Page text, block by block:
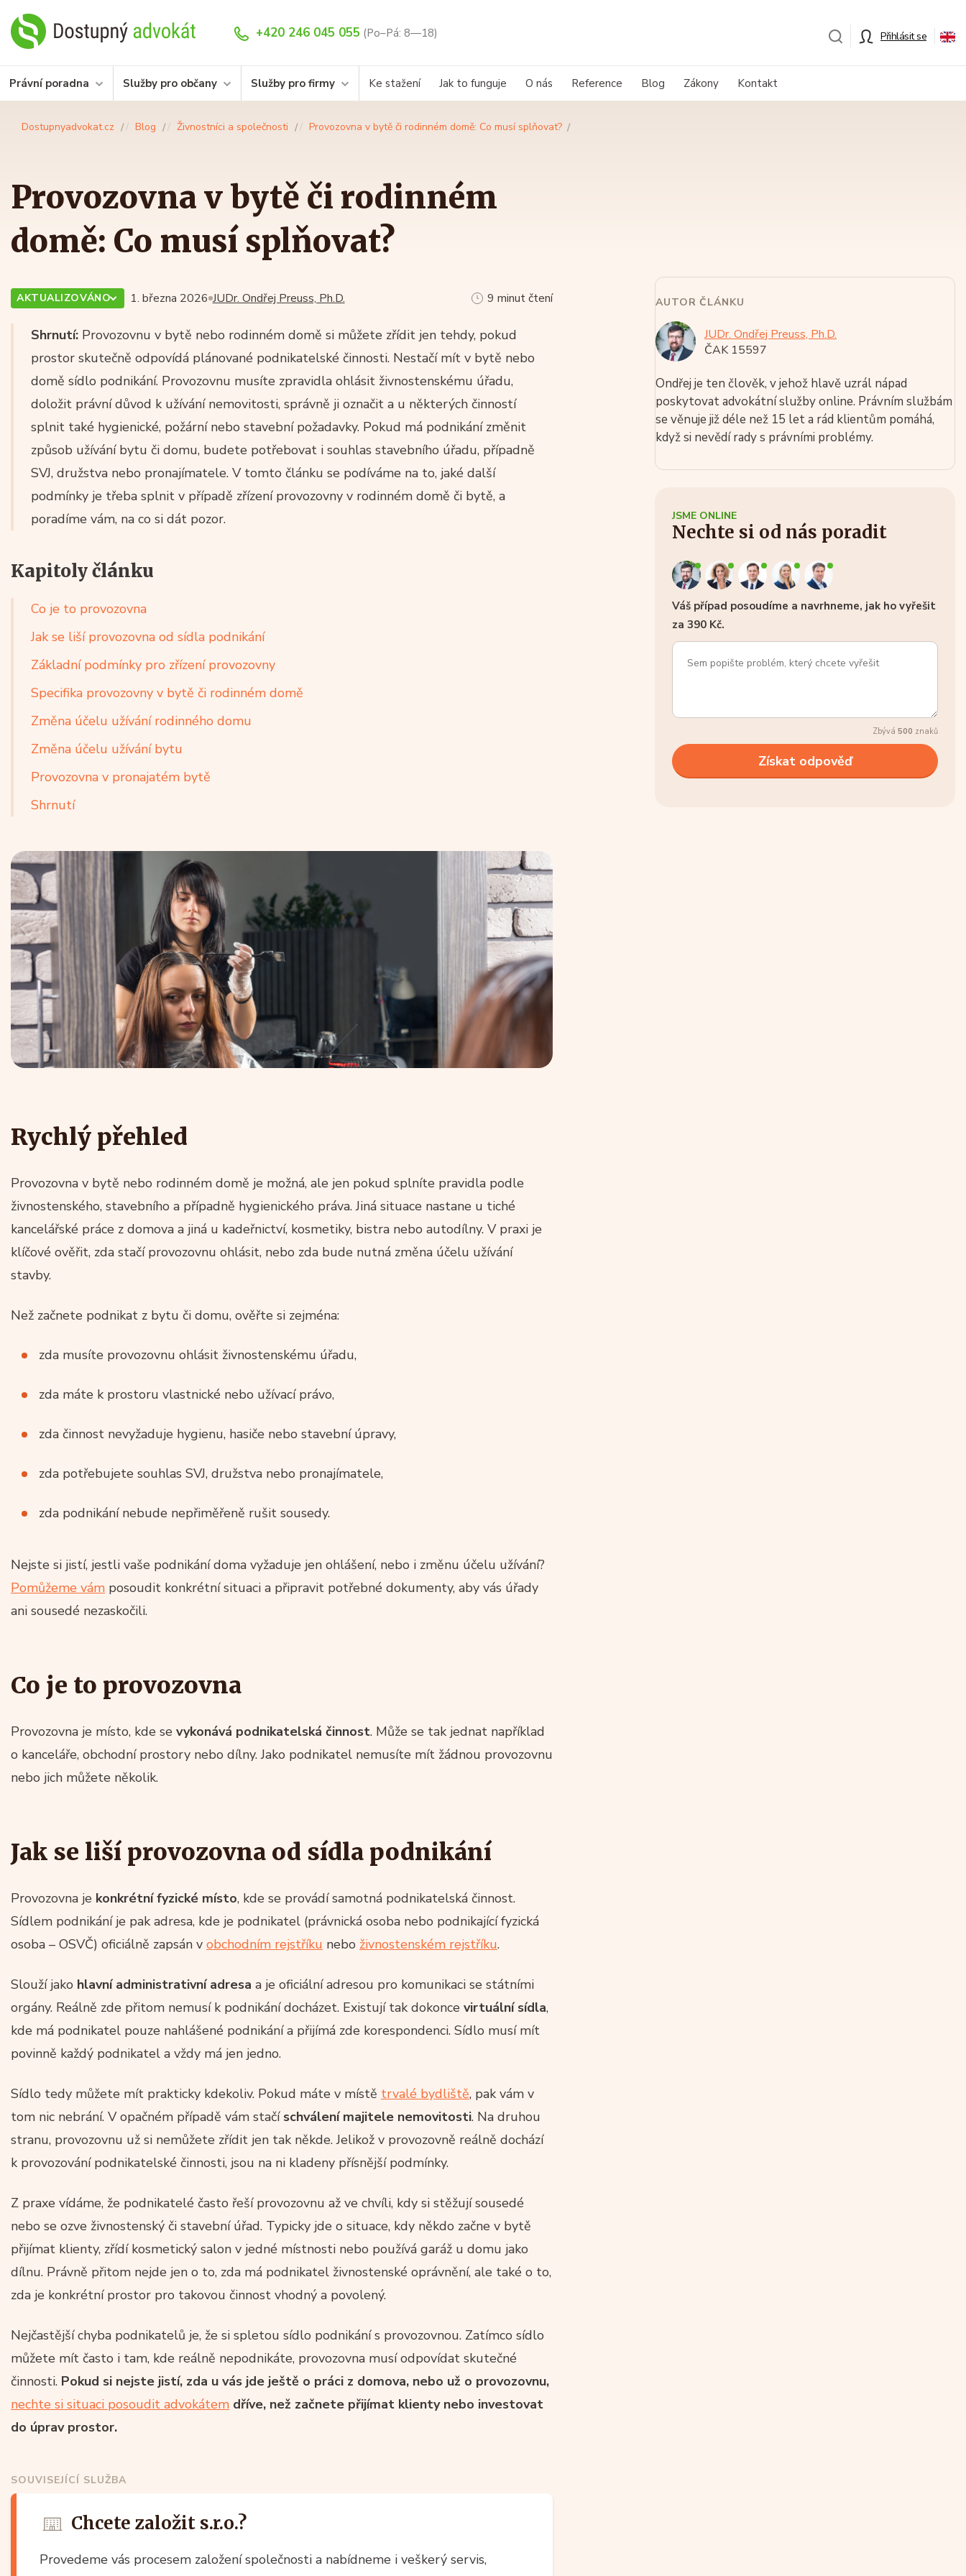
+420 246 045 055 (Po–Pá: 8—18) Přihlásit se
Právní poradna Služby pro občany Služby pro firmy Ke stažení Jak to funguje O nás Reference Blog Zákony Kontakt
Dostupnyadvokat.cz Blog Živnostníci a společnosti Provozovna v bytě či rodinném domě: Co musí splňovat?
Provozovna v bytě či rodinném
domě: Co musí splňovat?
JUDr. Ondřej Preuss, Ph.D.
AKTUALIZOVÁNO 1. března 2026 9 minut čtení
Shrnutí: Provozovnu v bytě nebo rodinném domě si můžete zřídit jen tehdy, pokud
prostor skutečně odpovídá plánované podnikatelské činnosti. Nestačí mít v bytě nebo
domě sídlo podnikání. Provozovnu musíte zpravidla ohlásit živnostenskému úřadu,
doložit právní důvod k užívání nemovitosti, správně ji označit a u některých činností
splnit také hygienické, požární nebo stavební požadavky. Pokud má podnikání změnit
způsob užívání bytu či domu, budete potřebovat i souhlas stavebního úřadu, případně
SVJ, družstva nebo pronajímatele. V tomto článku se podíváme na to, jaké další
podmínky je třeba splnit v případě zřízení provozovny v rodinném domě či bytě, a
poradíme vám, na co si dát pozor.
Kapitoly článku
Co je to provozovna
Jak se liší provozovna od sídla podnikání
Základní podmínky pro zřízení provozovny
Specifika provozovny v bytě či rodinném domě
Změna účelu užívání rodinného domu
Změna účelu užívání bytu
Provozovna v pronajatém bytě
Shrnutí
Rychlý přehled
Provozovna v bytě nebo rodinném domě je možná, ale jen pokud splníte pravidla podle
živnostenského, stavebního a případně hygienického práva. Jiná situace nastane u tiché
kancelářské práce z domova a jiná u kadeřnictví, kosmetiky, bistra nebo autodílny. V praxi je
klíčové ověřit, zda stačí provozovnu ohlásit, nebo zda bude nutná změna účelu užívání
stavby.
Než začnete podnikat z bytu či domu, ověřte si zejména:
zda musíte provozovnu ohlásit živnostenskému úřadu,
zda máte k prostoru vlastnické nebo užívací právo,
zda činnost nevyžaduje hygienu, hasiče nebo stavební úpravy,
zda potřebujete souhlas SVJ, družstva nebo pronajímatele,
zda podnikání nebude nepřiměřeně rušit sousedy.
Nejste si jistí, jestli vaše podnikání doma vyžaduje jen ohlášení, nebo i změnu účelu užívání?
Pomůžeme vám posoudit konkrétní situaci a připravit potřebné dokumenty, aby vás úřady
ani sousedé nezaskočili.
Co je to provozovna
Provozovna je místo, kde se vykonává podnikatelská činnost. Může se tak jednat například
o kanceláře, obchodní prostory nebo dílny. Jako podnikatel nemusíte mít žádnou provozovnu
nebo jich můžete několik.
Jak se liší provozovna od sídla podnikání
Provozovna je konkrétní fyzické místo, kde se provádí samotná podnikatelská činnost.
Sídlem podnikání je pak adresa, kde je podnikatel (právnická osoba nebo podnikající fyzická
osoba – OSVČ) oficiálně zapsán v obchodním rejstříku nebo živnostenském rejstříku.
Slouží jako hlavní administrativní adresa a je oficiální adresou pro komunikaci se státními
orgány. Reálně zde přitom nemusí k podnikání docházet. Existují tak dokonce virtuální sídla,
kde má podnikatel pouze nahlášené podnikání a přijímá zde korespondenci. Sídlo musí mít
povinně každý podnikatel a vždy má jen jedno.
Sídlo tedy můžete mít prakticky kdekoliv. Pokud máte v místě trvalé bydliště, pak vám v
tom nic nebrání. V opačném případě vám stačí schválení majitele nemovitosti. Na druhou
stranu, provozovnu už si nemůžete zřídit jen tak někde. Jelikož v provozovně reálně dochází
k provozování podnikatelské činnosti, jsou na ni kladeny přísnější podmínky.
Z praxe vídáme, že podnikatelé často řeší provozovnu až ve chvíli, kdy si stěžují sousedé
nebo se ozve živnostenský či stavební úřad. Typicky jde o situace, kdy někdo začne v bytě
přijímat klienty, zřídí kosmetický salon v jedné místnosti nebo používá garáž u domu jako
dílnu. Právně přitom nejde jen o to, zda má podnikatel živnostenské oprávnění, ale také o to,
zda je konkrétní prostor pro takovou činnost vhodný a povolený.
Nejčastější chyba podnikatelů je, že si spletou sídlo podnikání s provozovnou. Zatímco sídlo
můžete mít často i tam, kde reálně nepodnikáte, provozovna musí odpovídat skutečné
činnosti. Pokud si nejste jistí, zda u vás jde ještě o práci z domova, nebo už o provozovnu,
nechte si situaci posoudit advokátem dříve, než začnete přijímat klienty nebo investovat
do úprav prostor.
SOUVISEJÍCÍ SLUŽBA
Chcete založit s.r.o.?
Provedeme vás procesem založení společnosti a nabídneme i veškerý servis,
AUTOR ČLÁNKU
JUDr. Ondřej Preuss, Ph.D.
ČAK 15597
Ondřej je ten člověk, v jehož hlavě uzrál nápad
poskytovat advokátní služby online. Právním službám
se věnuje již déle než 15 let a rád klientům pomáhá,
když si nevědí rady s právními problémy.
JSME ONLINE
Nechte si od nás poradit
Váš případ posoudíme a navrhneme, jak ho vyřešit
za 390 Kč.
Zbývá 500 znaků